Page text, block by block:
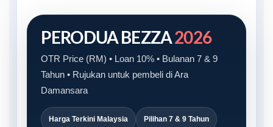
PERODUA BEZZA2026
OTR Price (RM) • Loan 10% • Bulanan 7 & 9
Tahun • Rujukan untuk pembeli di Ara
Damansara
Harga Terkini Malaysia Pilihan 7 & 9 Tahun